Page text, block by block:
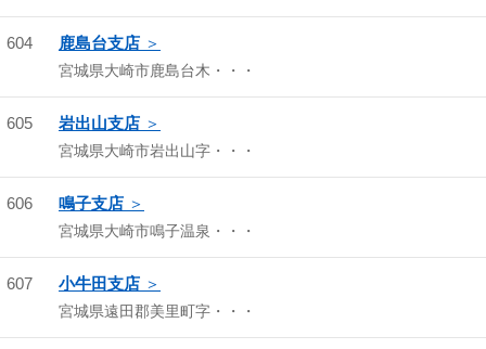
604 鹿島台支店
宮城県大崎市鹿島台木・・・
605 岩出山支店
宮城県大崎市岩出山字・・・
606 鳴子支店
宮城県大崎市鳴子温泉・・・
607 小牛田支店
宮城県遠田郡美里町字・・・